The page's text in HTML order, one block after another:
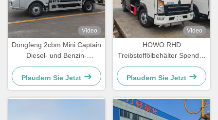
Video
Dongfeng 2cbm Mini Captain
Diesel- und Benzin-
Kraftstoffausgabewagen
Plaudern Sie Jetzt
Video
HOWO RHD
Treibstoffölbehälter Spender
Bowser Betankung
Transportfahrzeug
Plaudern Sie Jetzt